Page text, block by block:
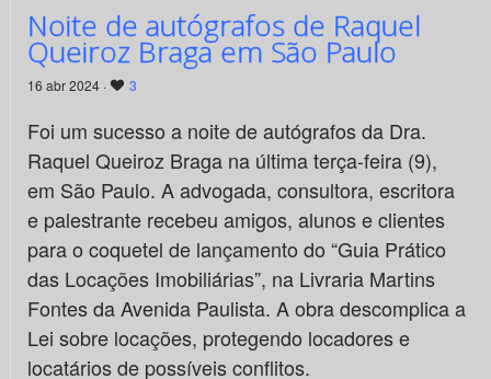
Noite de autógrafos de Raquel
Queiroz Braga em São Paulo
16 abr 2024 · 3
Foi um sucesso a noite de autógrafos da Dra.
Raquel Queiroz Braga na última terça-feira (9),
em São Paulo. A advogada, consultora, escritora
e palestrante recebeu amigos, alunos e clientes
para o coquetel de lançamento do “Guia Prático
das Locações Imobiliárias”, na Livraria Martins
Fontes da Avenida Paulista. A obra descomplica a
Lei sobre locações, protegendo locadores e
locatários de possíveis conflitos.